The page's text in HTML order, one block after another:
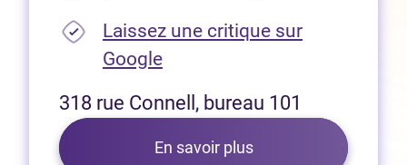
Laissez une critique sur
Google(Ouvre dans un nouvel
318 rue Connell, bureau 101
En savoir plus